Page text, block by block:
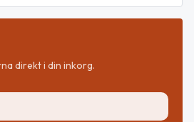
direkt i din inkorg.